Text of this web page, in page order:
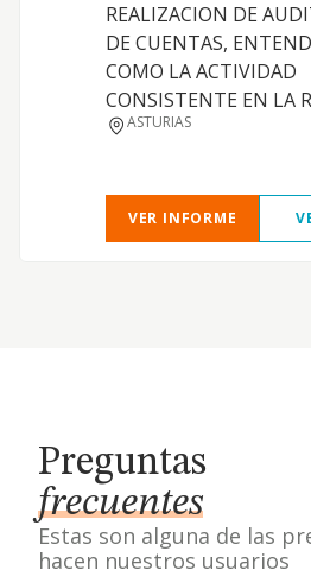
REALIZACION DE
DE CUENTAS,
COMO LA ACTIVIDAD
CONSISTENTE EN LA
ASTURIAS
VER INFORME
Preguntas
frecuentes
Estas son alguna de las
hacen nuestros usuarios